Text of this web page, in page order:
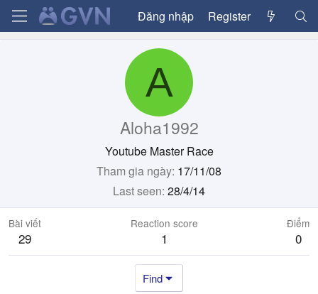
Đăng nhập Register
A
Aloha1992
Youtube Master Race
Tham gia ngày 17/11/08
Last seen 28/4/14
Bài viết
29
Reaction score
1
Điểm
0
Find